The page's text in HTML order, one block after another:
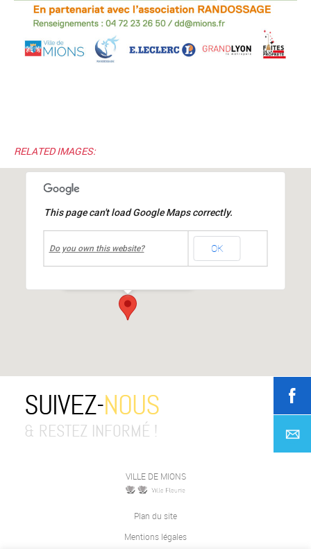
RELATED IMAGES:
Mairie de MIONS
MIONS
This page can't load Google Maps correctly.
Do you own this website? OK
SUIVEZ-NOUS
& RESTEZ INFORMÉ !
VILLE DE MIONS
Plan du site
Mentions légales